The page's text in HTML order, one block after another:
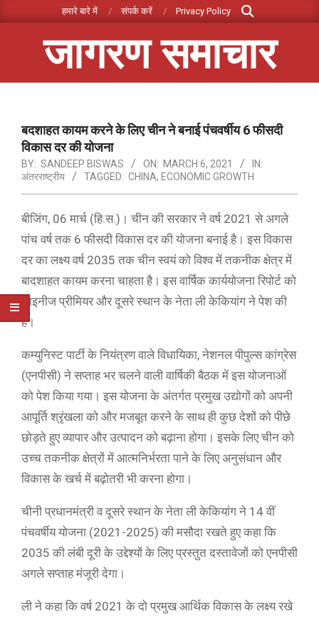
to
हमारे बारे में संपर्क करें Privacy Policy
Search
जागरण समाचार
Menuबदशाहत कायम करने के लिए चीन ने बनाई पंचवर्षीय 6 फीसदी
विकास दर की योजना
BY: SANDEEP BISWAS ON: MARCH 6, 2021
IN:
अंतरराष्ट्रीय
TAGGED: CHINA, ECONOMIC GROWTH
बीजिंग, 06 मार्च (हि.स.)। चीन की सरकार ने वर्ष 2021 से अगले
पांच वर्ष तक 6 फीसदी विकास दर की योजना बनाई है। इस विकास
दर का लक्ष्य वर्ष 2035 तक चीन स्वयं को विश्व में तकनीक क्षेत्र में
बादशाहत कायम करना चाहता है। इस वार्षिक कार्ययोजना रिपोर्ट को
चाइनीज प्रीमियर और दूसरे स्थान के नेता ली केकियांग ने पेश की
है।
कम्युनिस्ट पार्टी के नियंत्रण वाले विधायिका, नेशनल पीपुल्स कांग्रेस
(एनपीसी) ने सप्ताह भर चलने वाली वार्षिकी बैठक में इस योजनाओं
को पेश किया गया। इस योजना के अंतर्गत प्रमुख उद्योगों को अपनी
आपूर्ति श्रृंखला को और मजबूत करने के साथ ही कुछ देशों को पीछे
छोड़ते हुए व्यापार और उत्पादन को बढ़ाना होगा। इसके लिए चीन को
उच्च तकनीक क्षेत्रों में आत्मनिर्भरता पाने के लिए अनुसंधान और
विकास के खर्च में बढ़ोतरी भी करना होगा।
चीनी प्रधानमंत्री व दूसरे स्थान के नेता ली केकियांग ने 14 वीं
पंचवर्षीय योजना (2021-2025) की मसौदा रखते हुए कहा कि
2035 की लंबी दूरी के उद्देश्यों के लिए प्रस्तुत दस्तावेजों को एनपीसी
अगले सप्ताह मंजूरी देगा।
ली ने कहा कि वर्ष 2021 के दो प्रमुख आर्थिक विकास के लक्ष्य रखे